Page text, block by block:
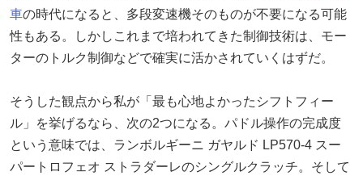
車の時代になると、多段変速機そのものが不要になる可能
性もある。しかしこれまで培われてきた制御技術は、モー
ターのトルク制御などで確実に活かされていくはずだ。
そうした観点から私が「最も心地よかったシフトフィー
ル」を挙げるなら、次の2つになる。パドル操作の完成度
という意味では、ランボルギーニ ガヤルド LP570-4 スー
パートロフェオ ストラダーレのシングルクラッチ。そして